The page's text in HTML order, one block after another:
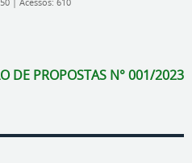
| Acessos: 610
DE PROPOSTAS N° 001/2023